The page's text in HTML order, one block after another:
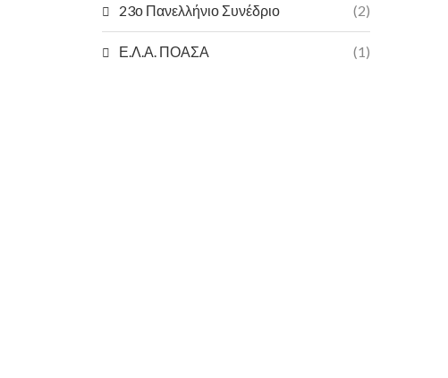
23ο Πανελλήνιο Συνέδριο (2)
Ε.Λ.Α. ΠΟΑΣΑ (1)